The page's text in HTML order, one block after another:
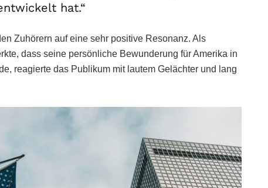
hat.“
Zuhörern auf eine sehr positive Resonanz. Als
dass seine persönliche Bewunderung für Amerika in
reagierte das Publikum mit lautem Gelächter und lang